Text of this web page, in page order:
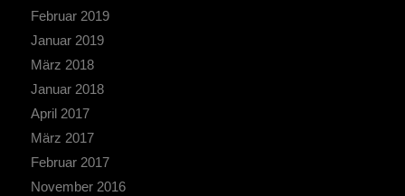
Februar 2019
Januar 2019
März 2018
Januar 2018
April 2017
März 2017
Februar 2017
November 2016